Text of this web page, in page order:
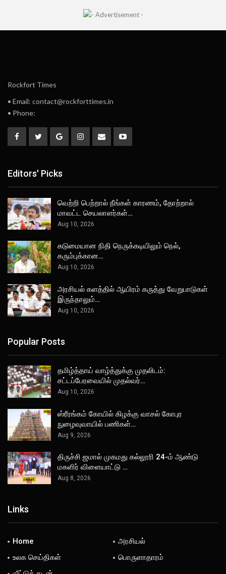
Rockfort Times
• Email: contact@rockforttimes.in
• Phone:
Editors' Picks
வெற்றி பெற்றால் நீங்கள் காரணம், தோற்றால்
மாவட்ட செயலாளர்கள்…
Aug 10, 2026
கடுமையான நிதி நெருக்கடியிலும் நெல்,
கரும்புக்கான…
Aug 10, 2026
அரசியல் களத்தில் ஆயிரம் கருத்து வேறுபாடுகள்
இருந்தாலும்…
Aug 10, 2026
Popular Posts
தமிழ்த்தாய் வாழ்த்துக்கு முதலிடம்:
சட்டப்பேரவையில் முதல்வர்…
Aug 10, 2026
ஸ்ரீரங்கம் கோயில் கிழக்கு வாசல் கோபுர
நுழைவுவாயில் பணிகள்…
Aug 9, 2026
திருச்சி ஜமால் முகமது கல்லூரி 24-ம் ஆண்டு
மகளிர் விளையாட்டு …
Aug 8, 2026
Links
Home
அரசியல்
உலக செய்திகள்
பொருளாதாரம்